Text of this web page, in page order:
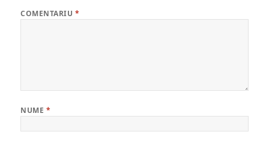
COMENTARIU *
NUME *